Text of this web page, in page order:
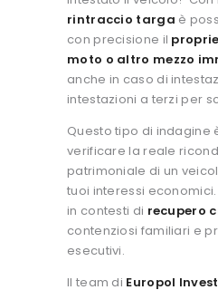
rintraccio targa è
con precisione il
moto o altro mezzo
anche in caso di
intestazioni a terzi per
Questo tipo di indagine
verificare la reale
patrimoniale di un
tuoi interessi economici.
in contesti di recupero
contenziosi familiari e
esecutivi.
Il team di Europol